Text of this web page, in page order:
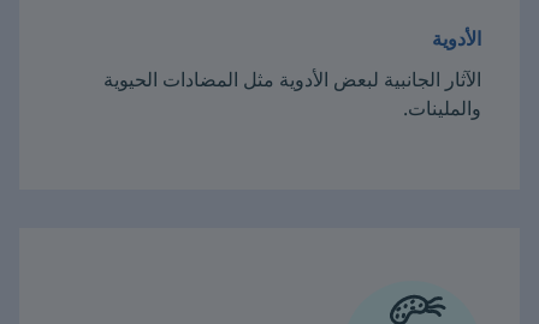
الأدوية
الآثار الجانبية لبعض الأدوية مثل المضادات الحيوية
والملينات.